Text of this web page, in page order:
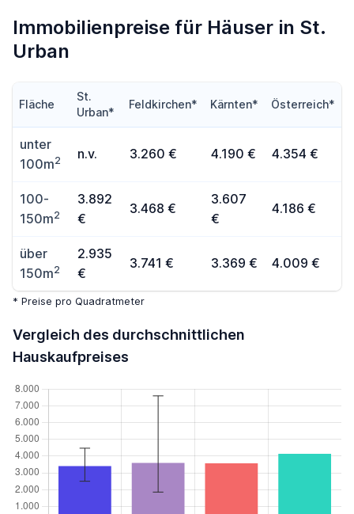
Immobilienpreise für Häuser in St.
Urban
Fläche
St.
Urban*
Feldkirchen* Kärnten* Österreich*
unter
100m2 n.v. 3.260 € 4.190 € 4.354 €
100-
150m2
3.892
€
3.468 €
3.607
€
4.186 €
über
150m2
2.935
€
3.741 € 3.369 € 4.009 €
* Preise pro Quadratmeter
Vergleich des durchschnittlichen
Hauskaufpreises